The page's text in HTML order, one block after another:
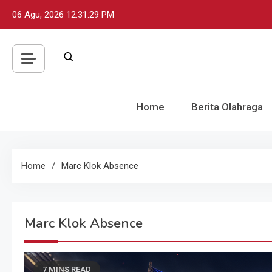
06 Agu, 2026 12:31:30 PM
Home Berita Olahraga
Home Marc Klok Absence
Marc Klok Absence
7 MINS READ